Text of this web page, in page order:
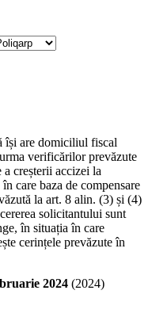
își are domiciliul fiscal
verificărilor prevăzute
a creșterii accizei la
care baza de compensare
la art. 8 alin. (3) și (4)
solicitantului sunt
în situația în care
cerințele prevăzute în
2024 (2024)